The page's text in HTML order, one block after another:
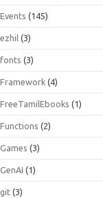
Events (145)
ezhil (3)
fonts (3)
Framework (4)
FreeTamilEbooks (1)
Functions (2)
Games (3)
GenAI (1)
git (3)